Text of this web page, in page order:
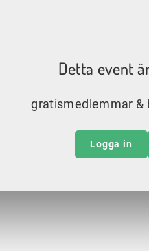
Detta event
gratismedlemmar &
Logga in